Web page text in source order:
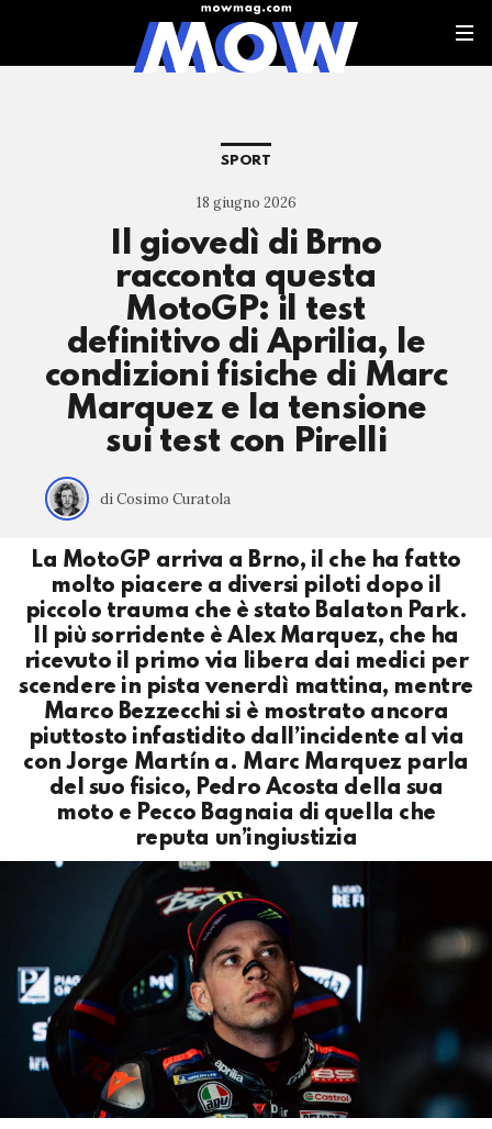
SPORT
18 giugno 2026
Il giovedì di Brno
racconta questa
MotoGP: il test
definitivo di Aprilia, le
condizioni fisiche di Marc
Marquez e la tensione
sui test con Pirelli
di Cosimo Curatola
La MotoGP arriva a Brno, il che ha fatto
molto piacere a diversi piloti dopo il
piccolo trauma che è stato Balaton Park.
Il più sorridente è Alex Marquez, che ha
ricevuto il primo via libera dai medici per
scendere in pista venerdì mattina, mentre
Marco Bezzecchi si è mostrato ancora
piuttosto infastidito dall’incidente al via
con Jorge Martín a. Marc Marquez parla
del suo fisico, Pedro Acosta della sua
moto e Pecco Bagnaia di quella che
reputa un’ingiustizia